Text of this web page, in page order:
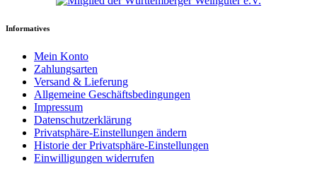
Informatives
Mein Konto
Zahlungsarten
Versand & Lieferung
Allgemeine Geschäftsbedingungen
Impressum
Datenschutzerklärung
Privatsphäre-Einstellungen ändern
Historie der Privatsphäre-Einstellungen
Einwilligungen widerrufen